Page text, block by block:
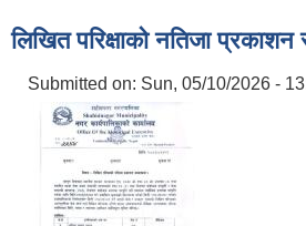
लिखित परिक्षाको नतिजा
Submitted on: Sun, 05/10/2026 -